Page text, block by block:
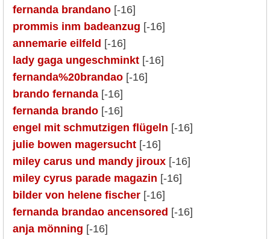
fernanda brandano [-16]
prommis inm badeanzug [-16]
annemarie eilfeld [-16]
lady gaga ungeschminkt [-16]
fernanda%20brandao [-16]
brando fernanda [-16]
fernanda brando [-16]
engel mit schmutzigen flügeln [-16]
julie bowen magersucht [-16]
miley carus und mandy jiroux [-16]
miley cyrus parade magazin [-16]
bilder von helene fischer [-16]
fernanda brandao ancensored [-16]
anja mönning [-16]